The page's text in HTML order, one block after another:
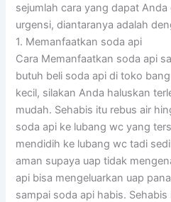
sejumlah cara yang dapat
urgensi, diantaranya adalah
1. Memanfaatkan soda api
Cara Memanfaatkan soda api
butuh beli soda api di toko
kecil, silakan Anda haluskan
mudah. Sehabis itu rebus air
soda api ke lubang wc yang
mendidih ke lubang wc tadi
aman supaya uap tidak
api bisa mengeluarkan uap
sampai soda api habis.